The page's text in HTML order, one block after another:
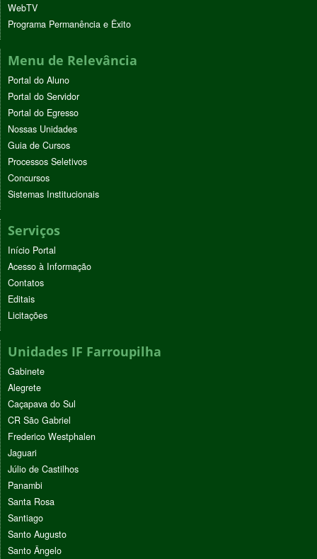
WebTV
Programa Permanência e Êxito
Menu de Relevância
Portal do Aluno
Portal do Servidor
Portal do Egresso
Nossas Unidades
Guia de Cursos
Processos Seletivos
Concursos
Sistemas Institucionais
Serviços
Início Portal
Acesso à Informação
Contatos
Editais
Licitações
Unidades IF Farroupilha
Gabinete
Alegrete
Caçapava do Sul
CR São Gabriel
Frederico Westphalen
Jaguari
Júlio de Castilhos
Panambi
Santa Rosa
Santiago
Santo Augusto
Santo Ângelo